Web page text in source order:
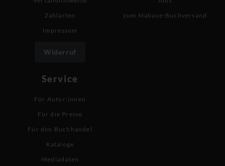
Zahlarten
Impressum
Widerruf
zum Mabuse-Buchversand
Service
Für Autor:innen
Für die Presse
Für den Buchhandel
Kataloge
Mediadaten